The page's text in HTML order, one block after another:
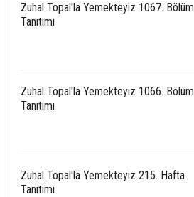
Zuhal Topal'la Yemekteyiz 1067. Bölüm
Tanıtımı
Zuhal Topal'la Yemekteyiz 1066. Bölüm
Tanıtımı
Zuhal Topal'la Yemekteyiz 215. Hafta
Tanıtımı